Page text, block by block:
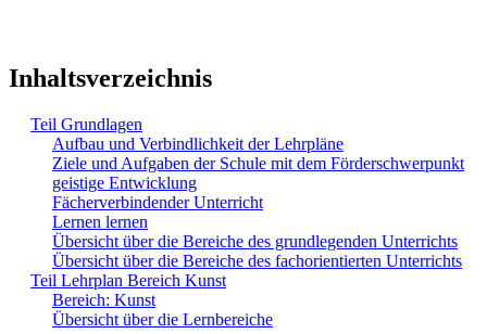
Inhaltsverzeichnis
Teil Grundlagen
Aufbau und Verbindlichkeit der Lehrpläne
Ziele und Aufgaben der Schule mit dem Förderschwerpunkt
geistige Entwicklung
Fächerverbindender Unterricht
Lernen lernen
Übersicht über die Bereiche des grundlegenden Unterrichts
Übersicht über die Bereiche des fachorientierten Unterrichts
Teil Lehrplan Bereich Kunst
Bereich: Kunst
Übersicht über die Lernbereiche